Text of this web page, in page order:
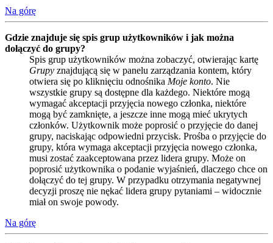
Na górę
Gdzie znajduje się spis grup użytkowników i jak można
dołączyć do grupy?
Spis grup użytkowników można zobaczyć, otwierając kartę
Grupy znajdującą się w panelu zarządzania kontem, który
otwiera się po kliknięciu odnośnika Moje konto. Nie
wszystkie grupy są dostępne dla każdego. Niektóre mogą
wymagać akceptacji przyjęcia nowego członka, niektóre
mogą być zamknięte, a jeszcze inne mogą mieć ukrytych
członków. Użytkownik może poprosić o przyjęcie do danej
grupy, naciskając odpowiedni przycisk. Prośba o przyjęcie do
grupy, która wymaga akceptacji przyjęcia nowego członka,
musi zostać zaakceptowana przez lidera grupy. Może on
poprosić użytkownika o podanie wyjaśnień, dlaczego chce on
dołączyć do tej grupy. W przypadku otrzymania negatywnej
decyzji proszę nie nękać lidera grupy pytaniami – widocznie
miał on swoje powody.
Na górę